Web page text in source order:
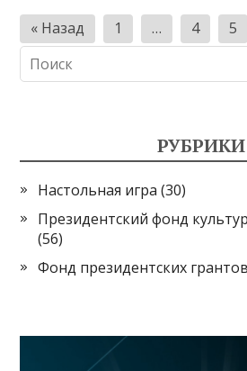
Н
а
в
а
ц
и
я
« Назад 1 … 4 5
РУБРИКИ
Настольная игра (30)
Президентский фонд
(56)
Фонд президентских грантов